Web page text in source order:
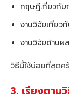
ทฤษฎีเกี่ยวกับ
งานวิจัยเกี่ยว
งานวิจัยด้านผ
วิธีนี้ใช้บ่อยที่สุดค
3. เรียงตา